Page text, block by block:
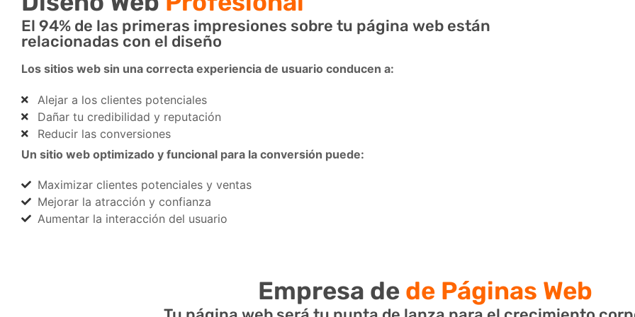
El 94% de las primeras impresiones sobre tu página web están
relacionadas con el diseño
Los sitios web sin una correcta experiencia de usuario conducen a:
Alejar a los clientes potenciales
Dañar tu credibilidad y reputación
Reducir las conversiones
Un sitio web optimizado y funcional para la conversión puede:
Maximizar clientes potenciales y ventas
Mejorar la atracción y confianza
Aumentar la interacción del usuario
Empresa de de Páginas Web